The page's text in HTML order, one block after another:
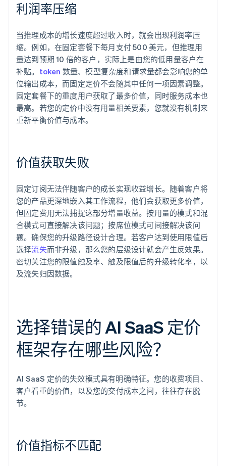
利润率压缩
当推理成本的增长速度超过收入时，就会出现利润率压
缩。例如，在固定套餐下每月支付 500 美元，但推理用
量达到预期 10 倍的客户，实际上是由您的低用量客户在
补贴。 token 数量、模型复杂度和请求量都会影响您的单
位输出成本，而固定定价不会随其中任何一项因素调整。
固定套餐下的重度用户获取了最多价值，同时服务成本也
最高。若您的定价中没有用量相关要素，您就没有机制来
重新平衡价值与成本。
价值获取失败
固定订阅无法伴随客户的成长实现收益增长。随着客户将
您的产品更深地嵌入其工作流程，他们会获取更多价值，
但固定费用无法捕捉这部分增量收益。按用量的模式和混
合模式可直接解决该问题；按席位模式可间接解决该问
题。确保您的升级路径设计合理。若客户达到使用限值后
选择流失而非升级，那么您的层级设计就会产生反效果。
密切关注您的限值触及率、触及限值后的升级转化率，以
及流失归因数据。
选择错误的 AI SaaS 定价
框架存在哪些风险？
AI SaaS 定价的失效模式具有明确特征。您的收费项目、
客户看重的价值，以及您的交付成本之间，往往存在脱
节。
价值指标不匹配